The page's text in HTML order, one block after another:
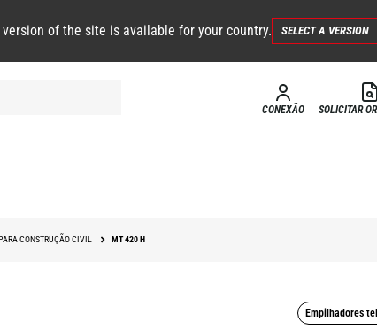
version of the site is available for your country. SELECT A VERSION
CONEXÃO SOLICITAR
CONSTRUÇÃO CIVIL MT 420 H
Empilhadores